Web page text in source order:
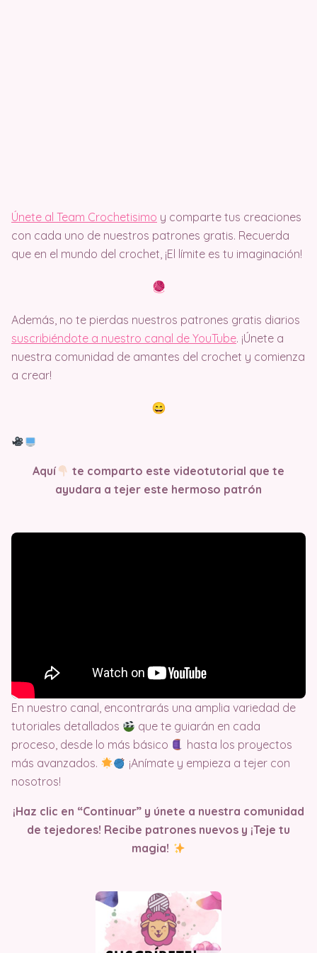
Únete al Team Crochetisimo y comparte tus creaciones
con cada uno de nuestros patrones gratis. Recuerda
que en el mundo del crochet, ¡El límite es tu imaginación!
Además, no te pierdas nuestros patrones gratis diarios
suscribiéndote a nuestro canal de YouTube. ¡Únete a
nuestra comunidad de amantes del crochet y comienza
a crear!
Aquí
te comparto este videotutorial que te
ayudara a tejer este hermoso patrón
En nuestro canal, encontrarás una amplia variedad de
tutoriales detallados
que te guiarán en cada
proceso, desde lo más básico
hasta los proyectos
más avanzados.
¡Anímate y empieza a tejer con
nosotros!
¡Haz clic en “Continuar” y únete a nuestra comunidad
de tejedores! Recibe patrones nuevos y ¡Teje tu
magia!